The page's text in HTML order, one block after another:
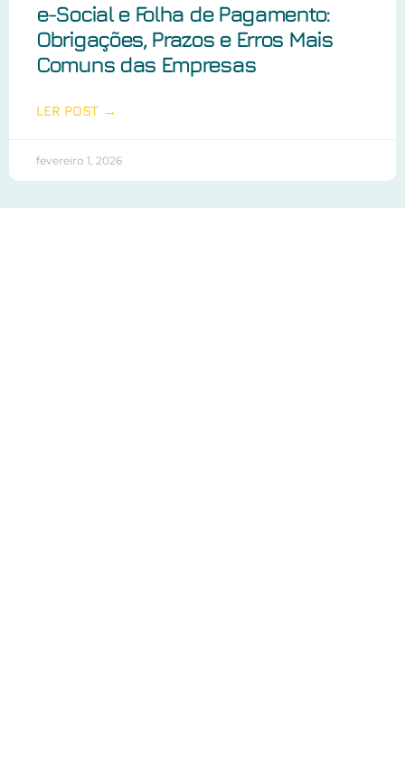
e-Social e Folha de Pagamento:
Obrigações, Prazos e Erros Mais
Comuns das Empresas
LER POST →
fevereiro 1, 2026